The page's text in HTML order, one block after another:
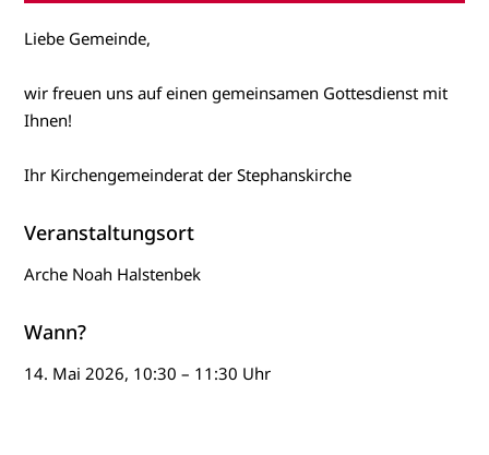
Liebe Gemeinde,
wir freuen uns auf einen gemeinsamen Gottesdienst mit
Ihnen!
Ihr Kirchengemeinderat der Stephanskirche
Veranstaltungsort
Arche Noah Halstenbek
Wann?
14. Mai 2026, 10:30 – 11:30 Uhr